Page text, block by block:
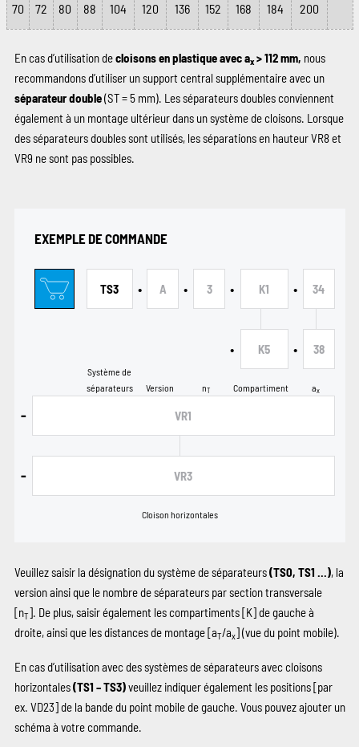
70 72 80 88 104 120 136 152 168 184 200
En cas d’utilisation decloisons en plastique avec ax> 112 mm, nous
recommandons d’utiliser un support central supplémentaire avec un
séparateur double(ST = 5 mm). Les séparateurs doubles conviennent
également à un montage ultérieur dans un système de cloisons. Lorsque
des séparateurs doubles sont utilisés, les séparations en hauteur VR8 et
VR9 ne sont pas possibles.
EXEMPLE DE COMMANDE
TS3
Système de
séparateurs
• A
Version
• 3
nT
• K1
• K5
Compartiment
• 34
• 38
ax
- VR1
- VR3
Cloison horizontales
Veuillez saisir la désignation du système de séparateurs(TS0, TS1 …), la
version ainsi que le nombre de séparateurs par section transversale
[nT]. De plus, saisir également les compartiments[K]de gauche à
droite, ainsi que les distances de montage [aT/ax] (vue du point mobile).
En cas d’utilisation avec des systèmes de séparateurs avec cloisons
horizontales(TS1 – TS3)veuillez indiquer également les positions[par
ex. VD23]de la bande du point mobile de gauche. Vous pouvez ajouter un
schéma à votre commande.